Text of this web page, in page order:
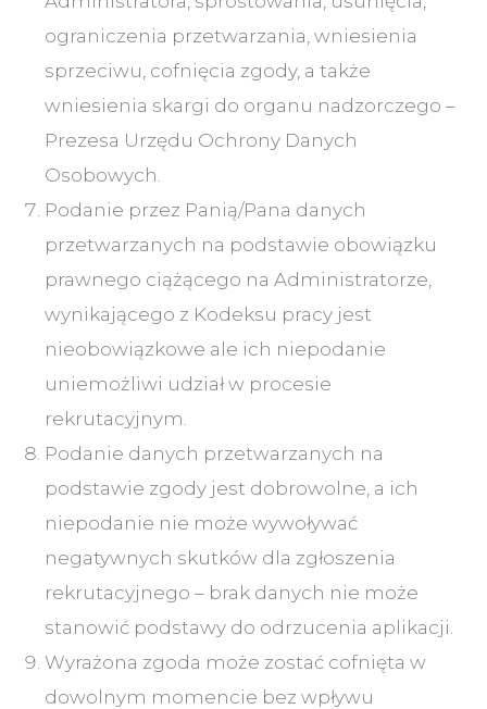
ograniczenia przetwarzania, wniesienia
sprzeciwu, cofnięcia zgody, a także
wniesienia skargi do organu nadzorczego –
Prezesa Urzędu Ochrony Danych
Osobowych.
Podanie przez Panią/Pana danych
przetwarzanych na podstawie obowiązku
prawnego ciążącego na Administratorze,
wynikającego z Kodeksu pracy jest
nieobowiązkowe ale ich niepodanie
uniemożliwi udział w procesie
rekrutacyjnym.
Podanie danych przetwarzanych na
podstawie zgody jest dobrowolne, a ich
niepodanie nie może wywoływać
negatywnych skutków dla zgłoszenia
rekrutacyjnego – brak danych nie może
stanowić podstawy do odrzucenia aplikacji.
Wyrażona zgoda może zostać cofnięta w
dowolnym momencie bez wpływu